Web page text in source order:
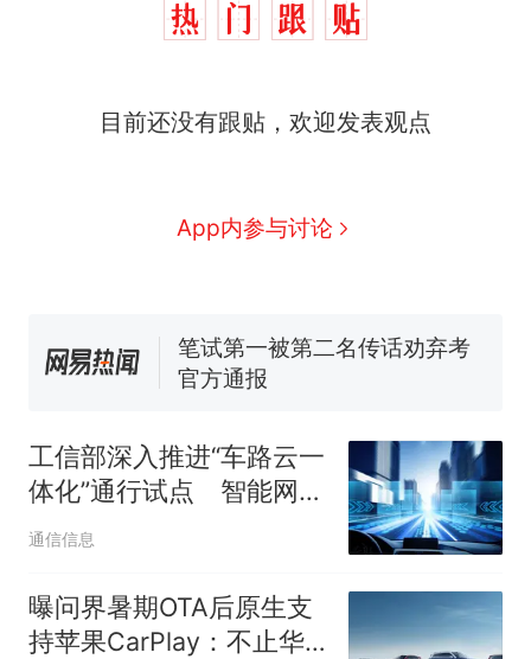
目前还没有跟贴，欢迎发表观点
App内参与讨论
热
那个在床头放菜刀的女孩，
么？
协会回应
男子上山采菌偶然发现鸡枞菌
窝，原地守1天等它长大：挖了
来源：参考消息）
笔试第一被第二名传话劝弃考
官方通报
因老师一句“跟我回家”改写了
人生
工信部深入推进“车路云一
体化”通行试点 智能网联
汽车加速走向量产商用
通信信息
曝问界暑期OTA后原生支
持苹果CarPlay：不止华